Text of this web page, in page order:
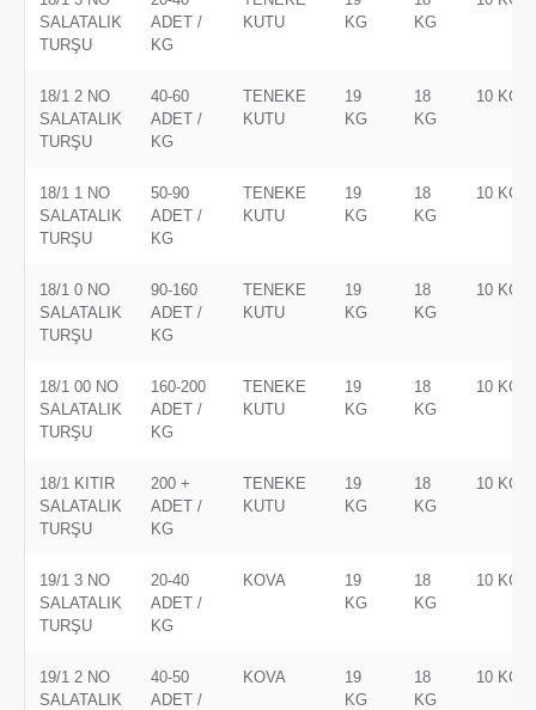
SALATALIK
TURŞU
ADET /
KG
KUTU
KG
KG
18/1 2 NO
SALATALIK
TURŞU
40-60
ADET /
KG
TENEKE
KUTU
19
KG
18
KG
10 KG
18/1 1 NO
SALATALIK
TURŞU
50-90
ADET /
KG
TENEKE
KUTU
19
KG
18
KG
10 KG
18/1 0 NO
SALATALIK
TURŞU
90-160
ADET /
KG
TENEKE
KUTU
19
KG
18
KG
10 KG
18/1 00 NO
SALATALIK
TURŞU
160-200
ADET /
KG
TENEKE
KUTU
19
KG
18
KG
10 KG
18/1 KITIR
SALATALIK
TURŞU
200 +
ADET /
KG
TENEKE
KUTU
19
KG
18
KG
10 KG
19/1 3 NO
SALATALIK
TURŞU
20-40
ADET /
KG
KOVA
19
KG
18
KG
10 KG
19/1 2 NO
SALATALIK
40-50
ADET /
KOVA
19
KG
18
KG
10 KG